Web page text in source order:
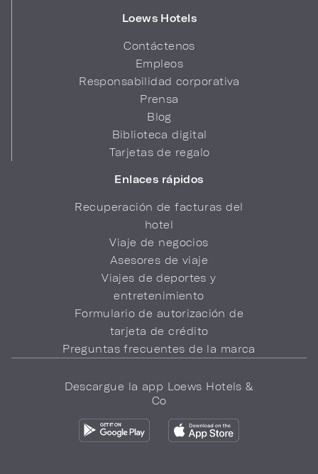
Loews Hotels
Contáctenos
Empleos
Responsabilidad corporativa
Prensa
Blog
Biblioteca digital
Tarjetas de regalo
Enlaces rápidos
Recuperación de facturas del
hotel
Viaje de negocios
Asesores de viaje
Viajes de deportes y
entretenimiento
Formulario de autorización de
tarjeta de crédito
Preguntas frecuentes de la marca
Descargue la app Loews Hotels &
Co